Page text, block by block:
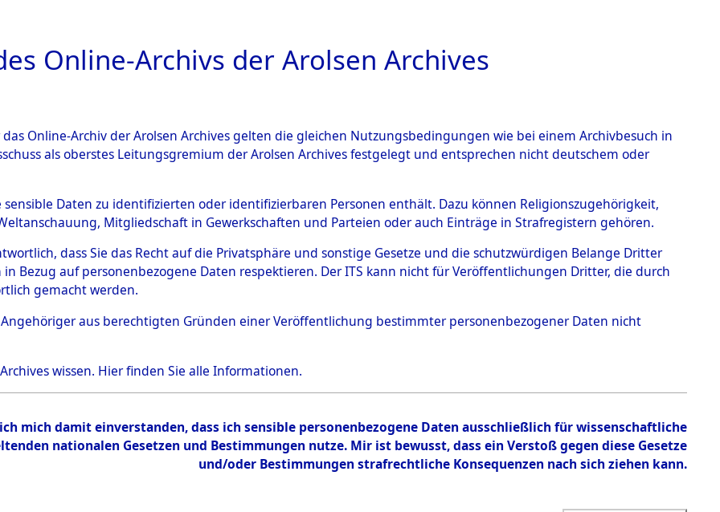
ARCHIVALE ÜBERSICHT BILD
0003 (108594563)
Person UNBEKANNT
Online-Archivs der Arolsen Archives
Online-Archiv der Arolsen Archives gelten die gleichen Nutzungsbedingungen wie bei einem Archivbesuch in
als oberstes Leitungsgremium der Arolsen Archives festgelegt und entsprechen nicht deutschem oder
sensible Daten zu identifizierten oder identifizierbaren Personen enthält. Dazu können Religionszugehörigkeit,
Mitgliedschaft in Gewerkschaften und Parteien oder auch Einträge in Strafregistern gehören.
dass Sie das Recht auf die Privatsphäre und sonstige Gesetze und die schutzwürdigen Belange Dritter
Bezug auf personenbezogene Daten respektieren. Der ITS kann nicht für Veröffentlichungen Dritter, die durch
gemacht werden.
Angehöriger aus berechtigten Gründen einer Veröffentlichung bestimmter personenbezogener Daten nicht
wissen. Hierfinden Sie alle Informationen.
mich damit einverstanden, dass ich sensible personenbezogene Daten ausschließlich für wissenschaftliche
nationalen Gesetzen und Bestimmungen nutze. Mir ist bewusst, dass ein Verstoß gegen diese Gesetze
und/oder Bestimmungen strafrechtliche Konsequenzen nach sich ziehen kann.